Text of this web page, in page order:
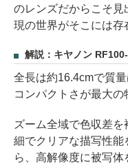
のレンズだからこそ見
現の世界がそこには存
解説：キヤノン
全長は約16.4cmで質
コンパクトさが最大の
ズーム全域で色収差
細でクリアな描写性
ら、高解像度に被写体